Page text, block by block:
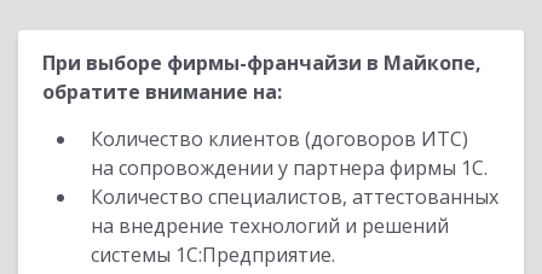
При выборе фирмы-франчайзи в Майкопе,
обратите внимание на:
Количество клиентов (договоров ИТС)
на сопровождении у партнера фирмы 1С.
Количество специалистов, аттестованных
на внедрение технологий и решений
системы 1С:Предприятие.